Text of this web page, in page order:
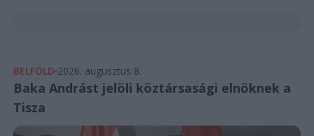
BELFÖLD 2026. augusztus 8.
Baka Andrást jelöli köztársasági elnöknek a
Tisza